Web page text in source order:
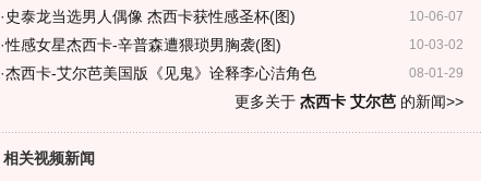
10-06-07
· 史泰龙当选男人偶像 杰西卡获性感圣杯(图)
10-03-02
·性感女星杰西卡-辛普森遭猥琐男胸袭(图)
08-01-29
·杰西卡-艾尔芭美国版《见鬼》诠释李心洁角色
更多关于 杰西卡 艾尔芭的新闻>>
相关视频新闻